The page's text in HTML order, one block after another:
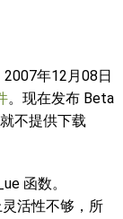
2007年12月08日
。现在发布 Beta
不提供下载
函数。
活性不够，所